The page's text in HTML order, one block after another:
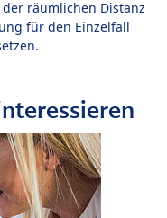
räumlichen Distanz
für den Einzelfall